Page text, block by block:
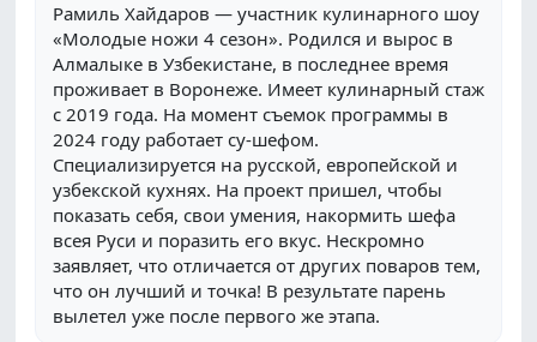
Рамиль Хайдаров — участник кулинарного шоу
«Молодые ножи 4 сезон». Родился и вырос в
Алмалыке в Узбекистане, в последнее время
проживает в Воронеже. Имеет кулинарный стаж
с 2019 года. На момент съемок программы в
2024 году работает су-шефом.
Специализируется на русской, европейской и
узбекской кухнях. На проект пришел, чтобы
показать себя, свои умения, накормить шефа
всея Руси и поразить его вкус. Нескромно
заявляет, что отличается от других поваров тем,
что он лучший и точка! В результате парень
вылетел уже после первого же этапа.